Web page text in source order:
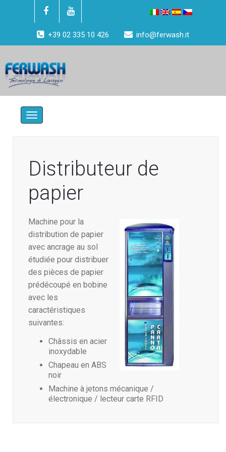
+39 02 335 10 426 info@ferwash.it
Toggle
navigation
Distributeur de
papier
Machine pour la
distribution de papier
avec ancrage au sol
étudiée pour distribuer
des pièces de papier
prédécoupé en bobine
avec les
caractéristiques
suivantes:
Châssis en acier
inoxydable
Chapeau en ABS
noir
Machine à jetons mécanique /
électronique / lecteur carte RFID